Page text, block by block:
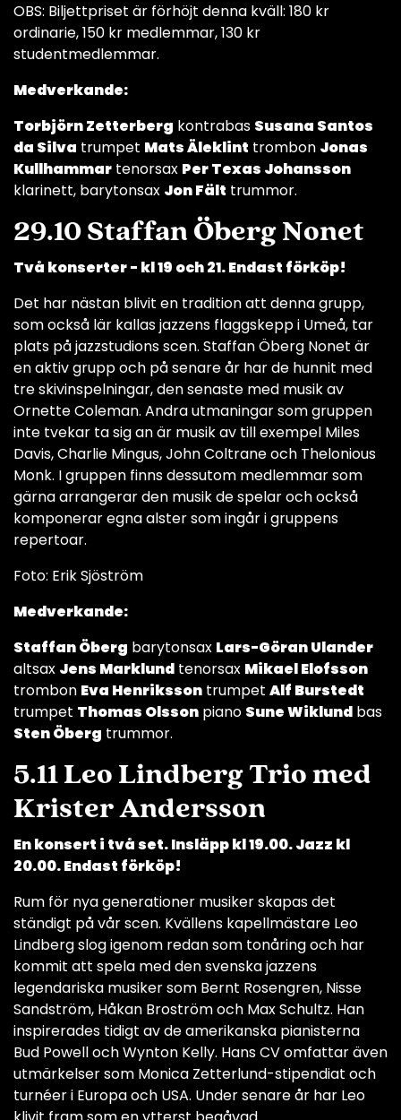
OBS: Biljettpriset är förhöjt denna kväll: 180 kr
ordinarie, 150 kr medlemmar, 130 kr
studentmedlemmar.
Medverkande:
Torbjörn Zetterberg kontrabas Susana Santos
da Silva trumpet Mats Äleklint trombon Jonas
Kullhammar tenorsax Per Texas Johansson
klarinett, barytonsax Jon Fält trummor.
29.10 Staffan Öberg Nonet
Två konserter - kl 19 och 21. Endast förköp!
Det har nästan blivit en tradition att denna grupp,
som också lär kallas jazzens flaggskepp i Umeå, tar
plats på jazzstudions scen. Staffan Öberg Nonet är
en aktiv grupp och på senare år har de hunnit med
tre skivinspelningar, den senaste med musik av
Ornette Coleman. Andra utmaningar som gruppen
inte tvekar ta sig an är musik av till exempel Miles
Davis, Charlie Mingus, John Coltrane och Thelonious
Monk. I gruppen finns dessutom medlemmar som
gärna arrangerar den musik de spelar och också
komponerar egna alster som ingår i gruppens
repertoar.
Foto: Erik Sjöström
Medverkande:
Staffan Öberg barytonsax Lars-Göran Ulander
altsax Jens Marklund tenorsax Mikael Elofsson
trombon Eva Henriksson trumpet Alf Burstedt
trumpet Thomas Olsson piano Sune Wiklund bas
Sten Öberg trummor.
5.11 Leo Lindberg Trio med
Krister Andersson
En konsert i två set. Insläpp kl 19.00. Jazz kl
20.00. Endast förköp!
Rum för nya generationer musiker skapas det
ständigt på vår scen. Kvällens kapellmästare Leo
Lindberg slog igenom redan som tonåring och har
kommit att spela med den svenska jazzens
legendariska musiker som Bernt Rosengren, Nisse
Sandström, Håkan Broström och Max Schultz. Han
inspirerades tidigt av de amerikanska pianisterna
Bud Powell och Wynton Kelly. Hans CV omfattar även
utmärkelser som Monica Zetterlund-stipendiat och
turnéer i Europa och USA. Under senare år har Leo